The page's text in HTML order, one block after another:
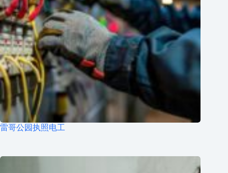
雷哥公园执照电工